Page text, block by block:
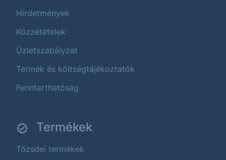
Hirdetmények
Közzétételek
Üzletszabályzat
Termék és költségtájékoztatók
Fenntarthatóság
Termékek
Tőzsdei termékek